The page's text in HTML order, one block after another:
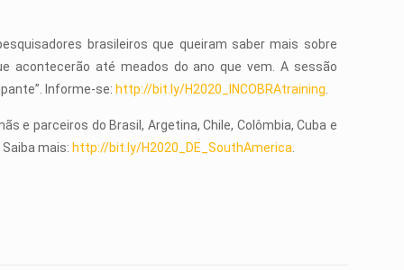
brasileiros que queiram saber mais sobre
acontecerão até meados do ano que vem. A sessão
Informe-se: http://bit.ly/H2020_INCOBRAtraining
e parceiros do Brasil, Argetina, Chile, Colômbia, Cuba e
mais: http://bit.ly/H2020_DE_SouthAmerica